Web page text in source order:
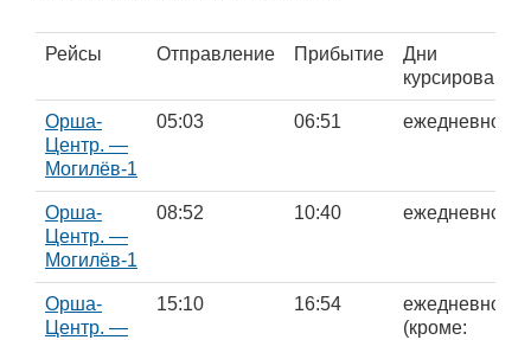
Погода
Курсы валют
Еще
Рейсы Отправление Прибытие
Дни
курсирования
Орша-
Центр. —
Могилёв-1
05:03 06:51 ежедневно
Орша-
Центр. —
Могилёв-1
08:52 10:40 ежедневно
Орша-
Центр. —
15:10 16:54
ежедневно
(кроме: